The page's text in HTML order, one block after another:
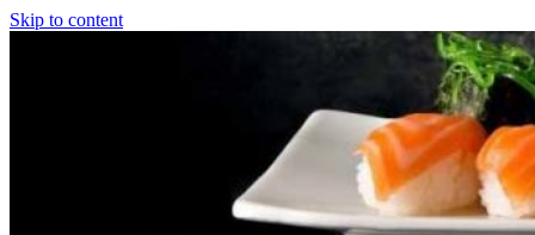
Skip to content